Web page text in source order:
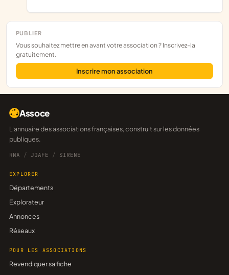
PUBLIER
Vous souhaitez mettre en avant votre association ? Inscrivez-la
gratuitement.
Inscrire mon association
Assoce
L'annuaire des associations françaises, construit sur les données
publiques.
RNA / JOAFE / SIRENE
EXPLORER
Départements
Explorateur
Annonces
Réseaux
POUR LES ASSOCIATIONS
Revendiquer sa fiche